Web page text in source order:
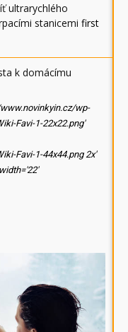
ultrarychlého
stanicemi first
k domácímu
wp-
Favi-1-22x22.png'
Favi-1-44x44.png 2x'